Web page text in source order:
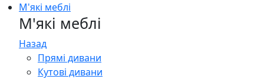
М'які меблі
М'які меблі
Назад
Прямі дивани
Кутові дивани